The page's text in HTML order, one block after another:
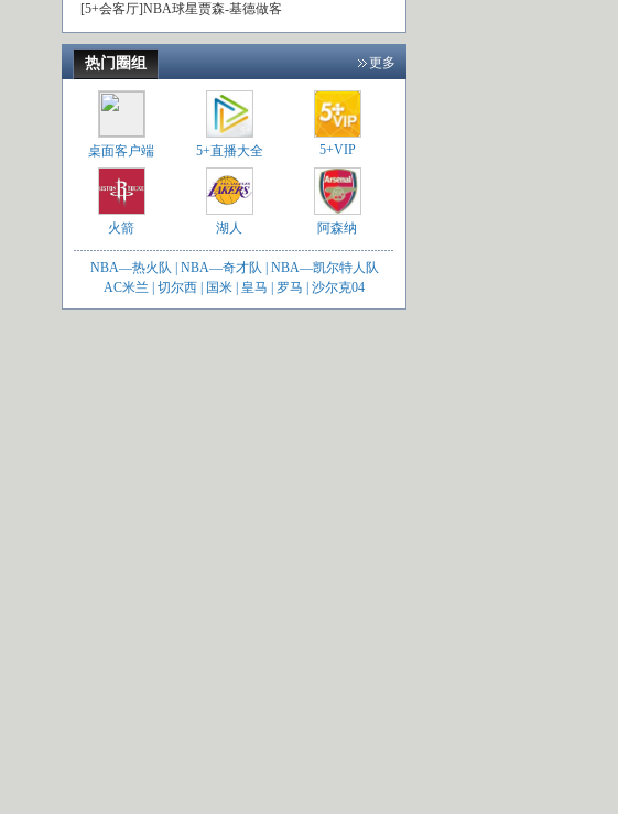
[5+会客厅]NBA球星贾森-基德做客
热门圈组 更多
桌面客户端 5+直播大全 5+VIP
火箭 湖人 阿森纳
NBA—热火队 NBA—奇才队
NBA—凯尔特人队
AC米兰
切尔西 国米 皇马 罗马 沙尔克04